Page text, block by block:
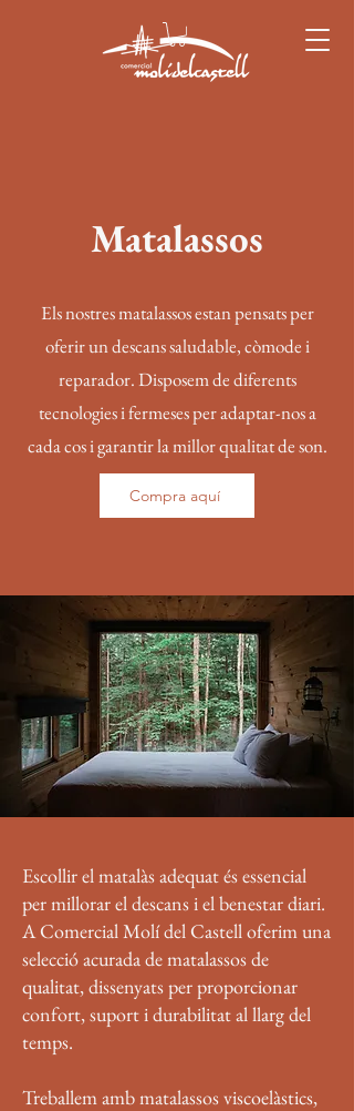
Matalassos
Els nostres matalassos estan pensats per
oferir un descans saludable, còmode i
reparador. Disposem de diferents
tecnologies i fermeses per adaptar-nos a
cada cos i garantir la millor qualitat de son.
Compra aquí
Escollir el matalàs adequat és essencial
per millorar el descans i el benestar diari.
A Comercial Molí del Castell oferim una
selecció acurada de matalassos de
qualitat, dissenyats per proporcionar
confort, suport i durabilitat al llarg del
temps.
Treballem amb matalassos viscoelàstics,